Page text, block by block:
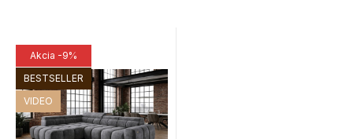
Akcia -9%
BESTSELLER
VIDEO